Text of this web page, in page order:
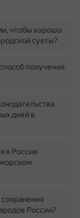
чтобы хорошо
суеты?
получения
дней в
в России
морском
России?